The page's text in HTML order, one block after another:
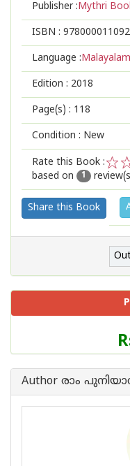
Publisher :Mythri
ISBN :
Language :Malayalam
Edition : 2018
Page(s) : 118
Condition : New
Rate this Book :
2
1
based on
1
Share this Book
of
Author രാം